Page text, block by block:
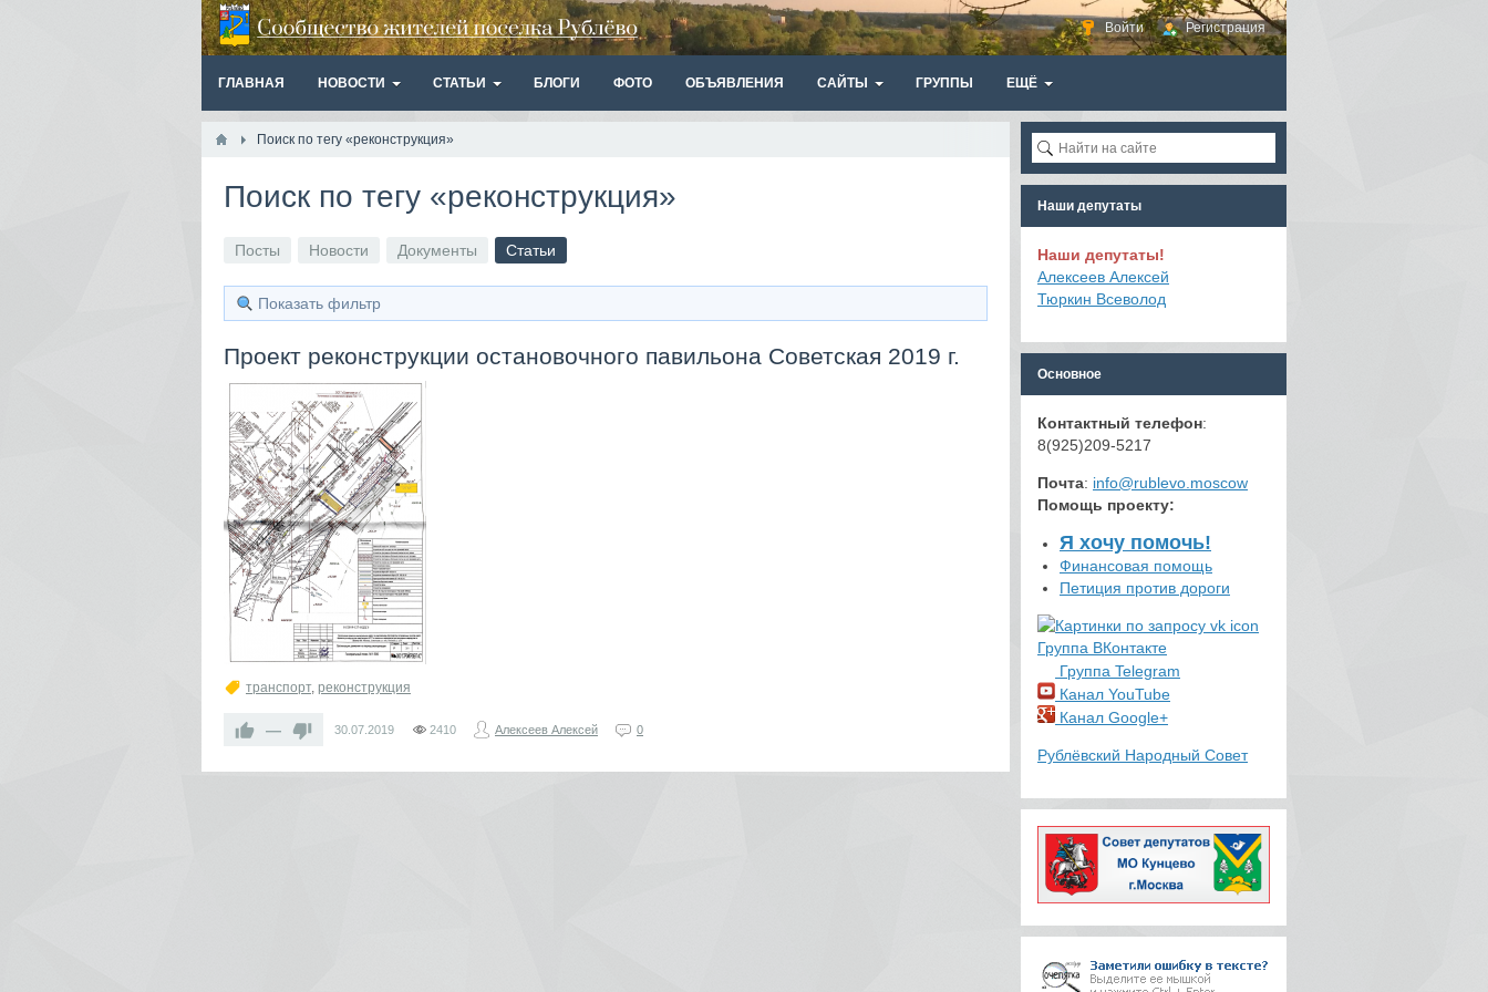
Войти Регистрация
ГЛАВНАЯ НОВОСТИ СТАТЬИ БЛОГИ ФОТО ОБЪЯВЛЕНИЯ САЙТЫ ГРУППЫ ЕЩЁ
Поиск по тегу «реконструкция»
Поиск по тегу «реконструкция»
Посты Новости Документы Статьи
Показать фильтр
Проект реконструкции остановочного павильона Советская 2019 г.
транспорт, реконструкция
— 30.07.2019 2410 Алексеев Алексей 0
Наши депутаты
Наши депутаты!
Алексеев Алексей
Тюркин Всеволод
Основное
Контактный телефон:
8(925)209-5217
Почта: info@rublevo.moscow
Помощь проекту:
Я хочу помочь!
Финансовая помощь
Петиция против дороги
Группа ВКонтакте
Группа Telegram
Канал YouTube
Канал Google+
Рублёвский Народный Совет